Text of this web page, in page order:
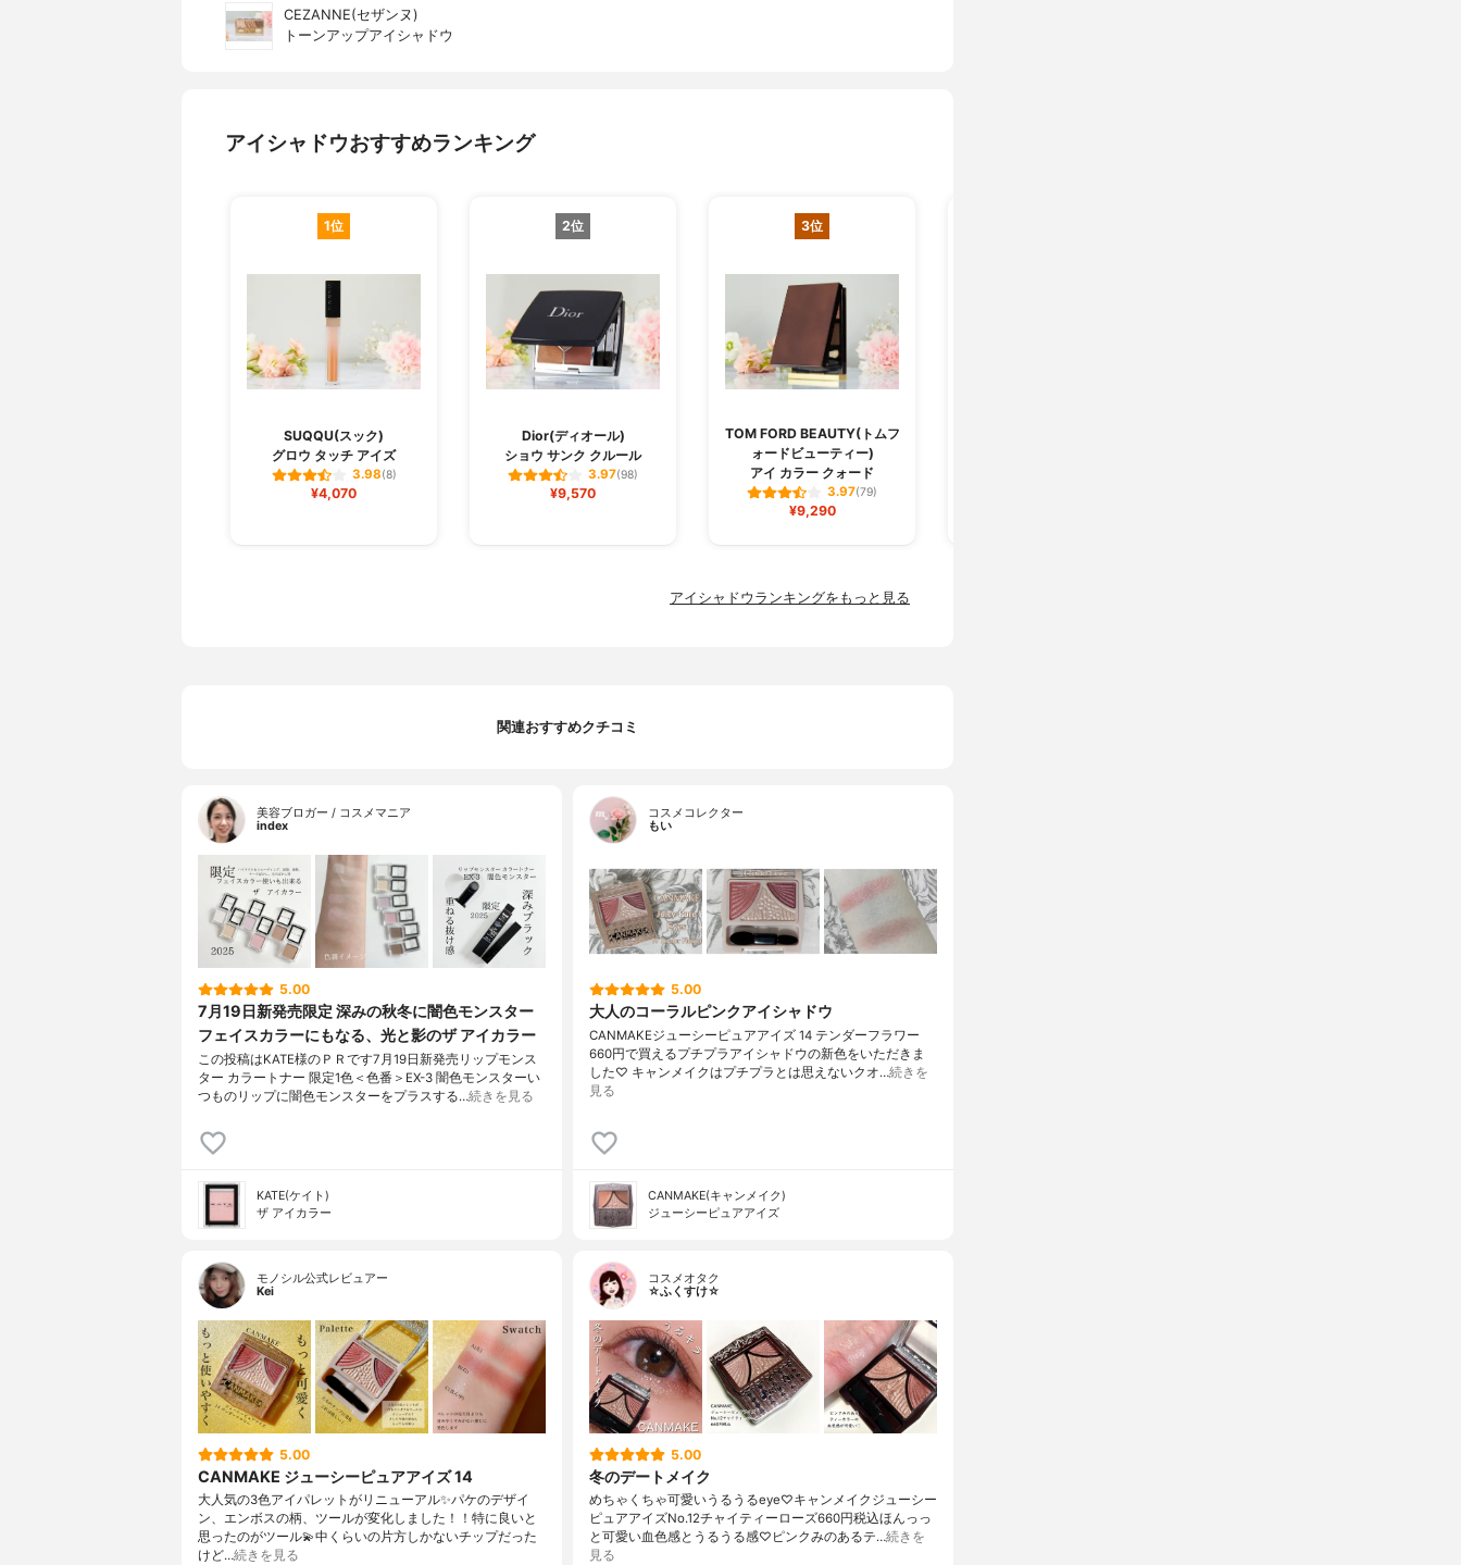
CEZANNE(セザンヌ)
トーンアップアイシャドウ
アイシャドウおすすめランキング
1位
SUQQU(スック)
グロウ タッチ アイズ
3.98(8)
¥4,070
2位
Dior(ディオール)
ショウ サンク クルール
3.97(98)
¥9,570
3位
TOM FORD BEAUTY(トムフ
ォードビューティー)
アイ カラー クォード
3.97(79)
¥9,290
アイシャドウランキングをもっと見る
関連おすすめクチコミ
美容ブロガー / コスメマニア
index
5.00
7月19日新発売限定 深みの秋冬に闇色モンスター
フェイスカラーにもなる、光と影のザ アイカラー
この投稿はKATE様のＰＲです7月19日新発売リップモンス
ター カラートナー 限定1色＜色番＞EX-3 闇色モンスターい
つものリップに闇色モンスターをプラスする…続きを見る
KATE(ケイト)
ザ アイカラー
コスメコレクター
もい
5.00
大人のコーラルピンクアイシャドウ
CANMAKEジューシーピュアアイズ 14 テンダーフラワー
660円で買えるプチプラアイシャドウの新色をいただきま
した♡ キャンメイクはプチプラとは思えないクオ…続きを
見る
CANMAKE(キャンメイク)
ジューシーピュアアイズ
モノシル公式レビュアー
Kei
5.00
CANMAKE ジューシーピュアアイズ 14
大人気の3色アイパレットがリニューアル✨パケのデザイ
ン、エンボスの柄、ツールが変化しました！！特に良いと
思ったのがツール💫中くらいの片方しかないチップだった
けど…続きを見る
コスメオタク
☆ふくすけ☆
5.00
冬のデートメイク
めちゃくちゃ可愛いうるうるeye♡キャンメイクジューシー
ピュアアイズNo.12チャイティーローズ660円税込ほんっっ
と可愛い血色感とうるうる感♡ピンクみのあるテ…続きを
見る